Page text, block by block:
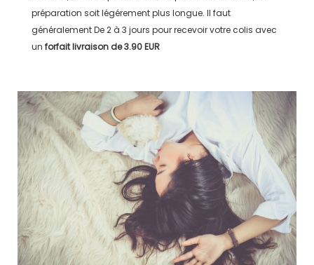
préparation soit légérement plus longue. Il faut
généralementDe 2 à 3 jours pour recevoir votre colis avec
un forfait livraison de3.90 EUR